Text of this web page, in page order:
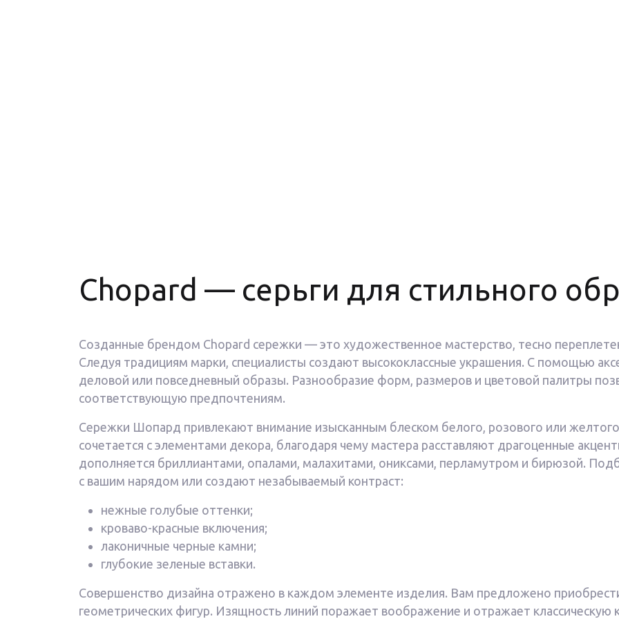
Chopard — серьги для стильного
Созданные брендом Chopard сережки — это художественное мастерство, тесно
Следуя традициям марки, специалисты создают высококлассные украшения. С помощью
деловой или повседневный образы. Разнообразие форм, размеров и цветовой палитры
соответствующую предпочтениям.
Сережки Шопард привлекают внимание изысканным блеском белого, розового или
сочетается с элементами декора, благодаря чему мастера расставляют драгоценные
дополняется бриллиантами, опалами, малахитами, ониксами, перламутром и бирюзой.
с вашим нарядом или создают незабываемый контраст:
нежные голубые оттенки;
кроваво-красные включения;
лаконичные черные камни;
глубокие зеленые вставки.
Совершенство дизайна отражено в каждом элементе изделия. Вам предложено
геометрических фигур. Изящность линий поражает воображение и отражает классическую